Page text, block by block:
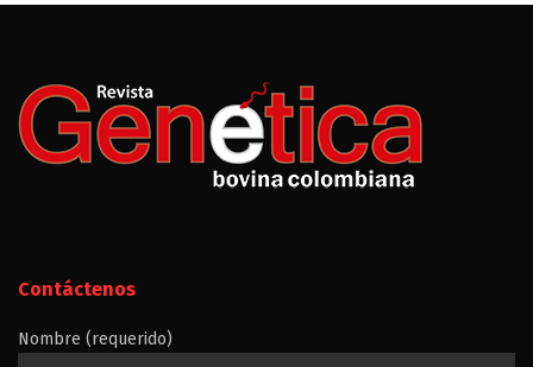
Contáctenos
Nombre (requerido)